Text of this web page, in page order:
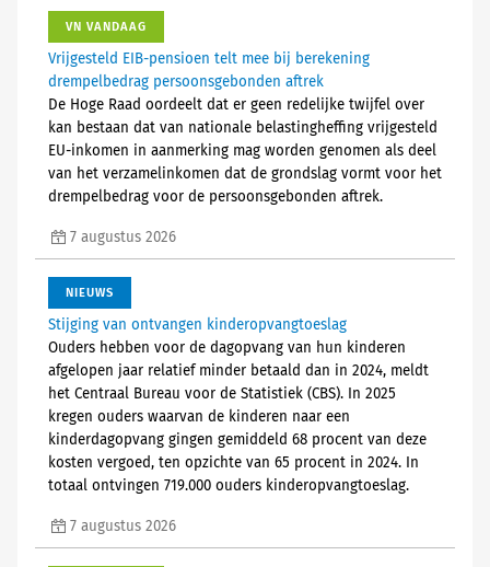
VN VANDAAG
Vrijgesteld EIB-pensioen telt mee bij berekening
drempelbedrag persoonsgebonden aftrek
De Hoge Raad oordeelt dat er geen redelijke twijfel over
kan bestaan dat van nationale belastingheffing vrijgesteld
EU-inkomen in aanmerking mag worden genomen als deel
van het verzamelinkomen dat de grondslag vormt voor het
drempelbedrag voor de persoonsgebonden aftrek.
7 augustus 2026
NIEUWS
Stijging van ontvangen kinderopvangtoeslag
Ouders hebben voor de dagopvang van hun kinderen
afgelopen jaar relatief minder betaald dan in 2024, meldt
het Centraal Bureau voor de Statistiek (CBS). In 2025
kregen ouders waarvan de kinderen naar een
kinderdagopvang gingen gemiddeld 68 procent van deze
kosten vergoed, ten opzichte van 65 procent in 2024. In
totaal ontvingen 719.000 ouders kinderopvangtoeslag.
7 augustus 2026